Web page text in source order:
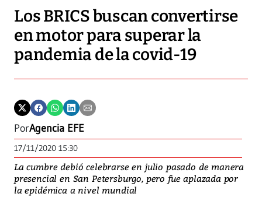
Los BRICS buscan convertirse
en motor para superar la
pandemia de la covid-19
PorAgencia EFE
17/11/2020 15:30
La cumbre debió celebrarse en julio pasado de manera
presencial en San Petersburgo, pero fue aplazada por
la epidémica a nivel mundial